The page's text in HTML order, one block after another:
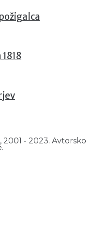
- 2023. Avtorsko